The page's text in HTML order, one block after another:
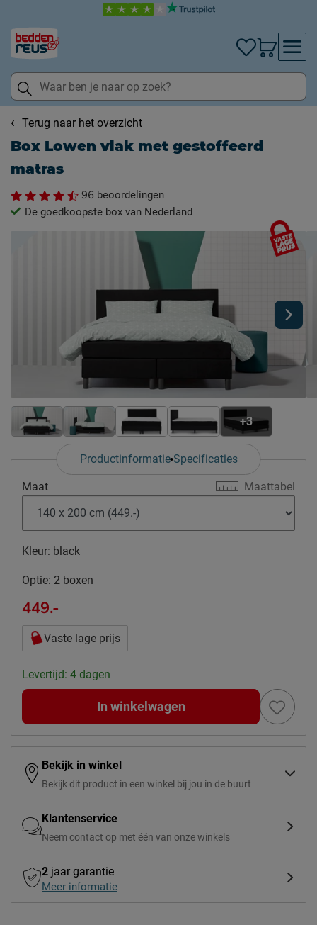
Terug naar het overzicht
Box Lowen vlak met gestoffeerd
matras
96 beoordelingen
De goedkoopste box van Nederland
+3
Productinformatie Specificaties
Maattabel
Maat
Kleur: black
Optie: 2 boxen
449.-
Vaste lage prijs
Levertijd: 4 dagen
In winkelwagen
Bekijk in winkel
Bekijk dit product in een winkel bij jou in de buurt
Klantenservice
Neem contact op met één van onze winkels
2 jaar garantie
Meer informatie